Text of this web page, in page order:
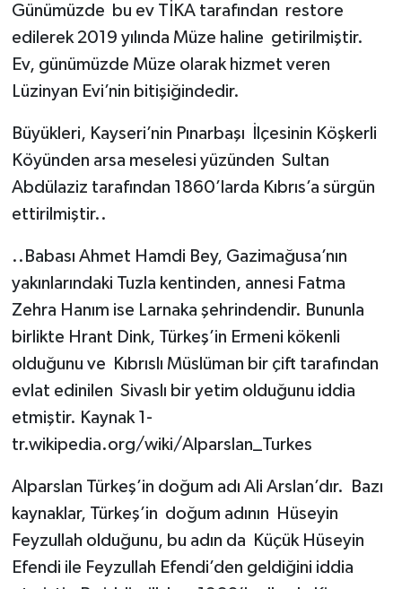
Günümüzde bu ev TİKA tarafından restore
edilerek 2019 yılında Müze haline getirilmiştir.
Ev, günümüzde Müze olarak hizmet veren
Lüzinyan Evi’nin bitişiğindedir.
Büyükleri, Kayseri’nin Pınarbaşı İlçesinin Köşkerli
Köyünden arsa meselesi yüzünden Sultan
Abdülaziz tarafından 1860’larda Kıbrıs’a sürgün
ettirilmiştir..
..Babası Ahmet Hamdi Bey, Gazimağusa’nın
yakınlarındaki Tuzla kentinden, annesi Fatma
Zehra Hanım ise Larnaka şehrindendir. Bununla
birlikte Hrant Dink, Türkeş’in Ermeni kökenli
olduğunu ve Kıbrıslı Müslüman bir çift tarafından
evlat edinilen Sivaslı bir yetim olduğunu iddia
etmiştir. Kaynak 1-
tr.wikipedia.org/wiki/Alparslan_Turkes
Alparslan Türkeş’in doğum adı Ali Arslan’dır. Bazı
kaynaklar, Türkeş’in doğum adının Hüseyin
Feyzullah olduğunu, bu adın da Küçük Hüseyin
Efendi ile Feyzullah Efendi’den geldiğini iddia